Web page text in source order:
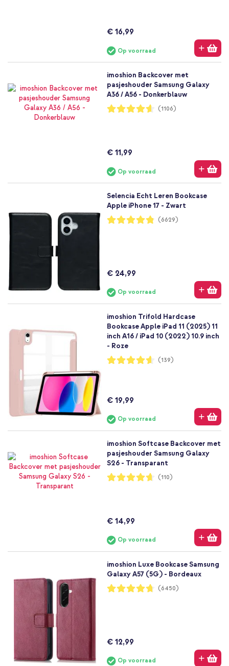
€ 16,99
Op voorraad
imoshion Backcover met
pasjeshouder Samsung Galaxy
A36 / A56 - Donkerblauw
Waardering:
92%
(1106)
€ 11,99
Op voorraad
Selencia Echt Leren Bookcase
Apple iPhone 17 - Zwart
Waardering:
96%
(6629)
€ 24,99
Op voorraad
imoshion Trifold Hardcase
Bookcase Apple iPad 11 (2025) 11
inch A16 / iPad 10 (2022) 10.9 inch
- Roze
Waardering:
92%
(139)
€ 19,99
Op voorraad
imoshion Softcase Backcover met
pasjeshouder Samsung Galaxy
S26 - Transparant
Waardering:
93%
(110)
€ 14,99
Op voorraad
imoshion Luxe Bookcase Samsung
Galaxy A57 (5G) - Bordeaux
Waardering:
94%
(6450)
€ 12,99
Op voorraad